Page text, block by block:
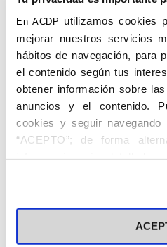
En ACDP utilizamos cookies
mejorar nuestros servicios
hábitos de navegación, para
el contenido según tus
obtener información sobre
anuncios y el contenido.
cookies y seguir
“ACEPTO”; de forma
información más detallada
en el botón "Personalizar".
visitar nuestra Política de
DÍAZ REIXA, Miguel.
1922 – 17. V.1999.
Se licenció en
de La Laguna, en
plaza de profesor